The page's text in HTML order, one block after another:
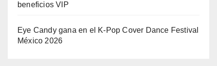
beneficios VIP
Eye Candy gana en el K-Pop Cover Dance Festival
México 2026